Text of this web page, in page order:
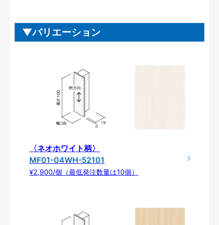
バリエーション
〈ネオホワイト柄〉
MF01-04WH-52101
¥2,900/個（最低発注数量は10個）